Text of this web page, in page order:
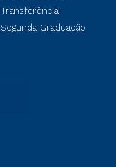
Transferência
Segunda Graduação